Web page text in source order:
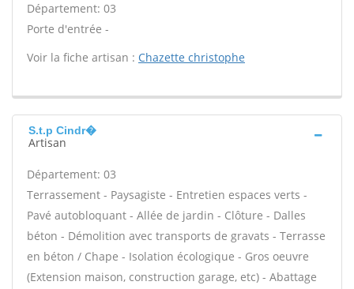
Département: 03
Porte d'entrée -
Voir la fiche artisan : Chazette christophe
S.t.p Cindr�
Artisan
Département: 03
Terrassement - Paysagiste - Entretien espaces verts -
Pavé autobloquant - Allée de jardin - Clôture - Dalles
béton - Démolition avec transports de gravats - Terrasse
en béton / Chape - Isolation écologique - Gros oeuvre
(Extension maison, construction garage, etc) - Abattage